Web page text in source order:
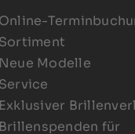
Online-
Sortiment
Neue Modelle
Service
Exklusiver
Brillenspenden für